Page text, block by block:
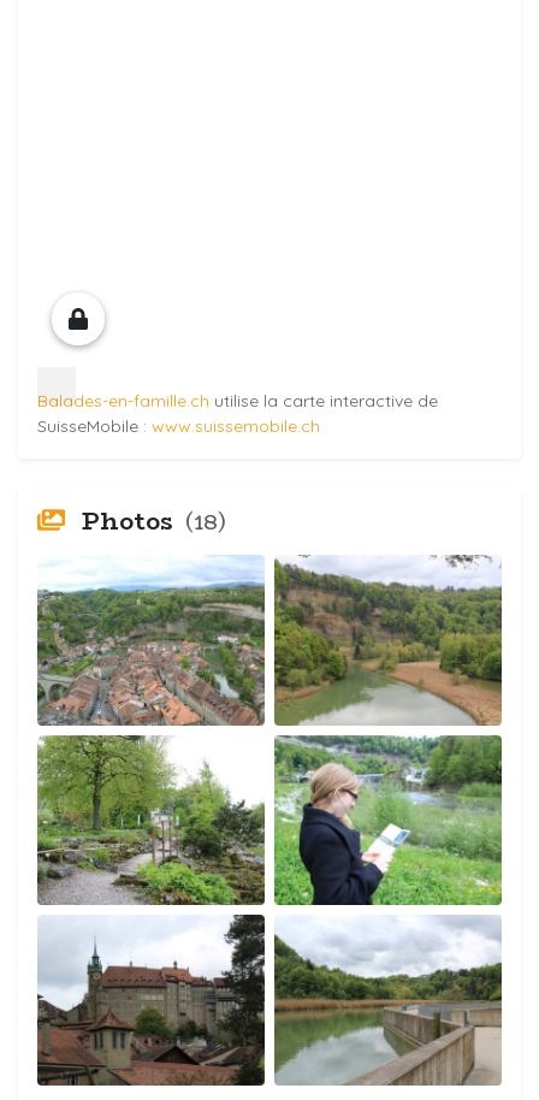
Balades-en-famille.ch utilise la carte interactive de
SuisseMobile : www.suissemobile.ch
Photos (18)